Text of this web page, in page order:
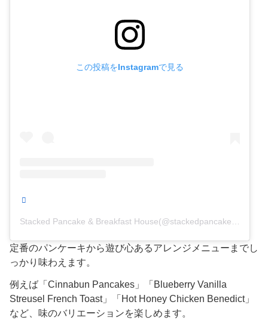
この投稿をInstagramで見る
Stacked Pancake & Breakfast House(@stackedpancake)がシェアした投稿
定番のパンケーキから遊び心あるアレンジメニューまでし
っかり味わえます。
例えば「Cinnabun Pancakes」「Blueberry Vanilla
Streusel French Toast」「Hot Honey Chicken Benedict」
など、味のバリエーションを楽しめます。